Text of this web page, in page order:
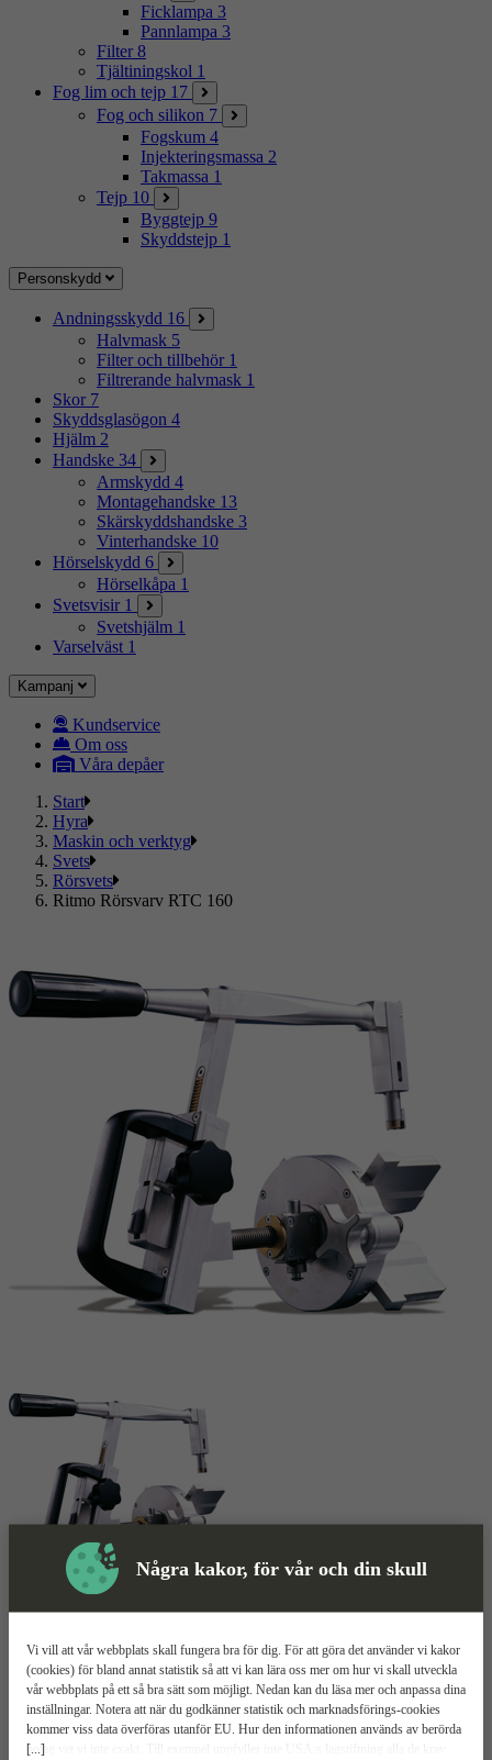
Några kakor, för vår och din skull
[...]
Vi vill att vår webbplats skall fungera bra för dig. För att göra det använder vi kakor
(cookies) för bland annat statistik så att vi kan lära oss mer om hur vi skall utveckla
vår webbplats på ett så bra sätt som möjligt. Nedan kan du läsa mer och anpassa dina
inställningar. Notera att när du godkänner statistik och marknadsförings-cookies
kommer viss data överföras utanför EU. Hur den informationen används av berörda
bolag vet vi inte exakt. Till exempel uppfyller inte USA:s lagstiftning alla de krav
Ficklampa 3
Pannlampa 3
Filter 8
Tjältiningskol 1
Fog lim och tejp 17
Fog och silikon 7
Fogskum 4
Injekteringsmassa 2
Takmassa 1
Tejp 10
Byggtejp 9
Skyddstejp 1
Personskydd
Andningsskydd 16
Halvmask 5
Filter och tillbehör 1
Filtrerande halvmask 1
Skor 7
Skyddsglasögon 4
Hjälm 2
Handske 34
Armskydd 4
Montagehandske 13
Skärskyddshandske 3
Vinterhandske 10
Hörselskydd 6
Hörselkåpa 1
Svetsvisir 1
Svetshjälm 1
Varselväst 1
Kampanj
Kundservice
Om oss
Våra depåer
Start
Hyra
Maskin och verktyg
Svets
Rörsvets
Ritmo Rörsvarv RTC 160
Rörsvarv Mer information
Ritmo RTC 160